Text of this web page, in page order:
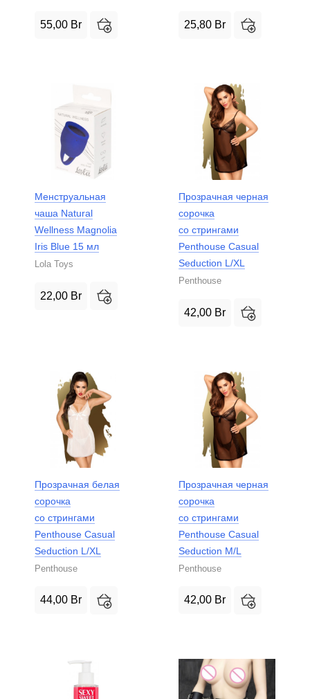
55,00 Br 25,80 Br
Менструальная
чаша Natural
Wellness Magnolia
Iris Blue 15 мл
Lola Toys
22,00 Br
Прозрачная черная
сорочка
со стрингами
Penthouse Casual
Seduction L/XL
Penthouse
42,00 Br
Прозрачная белая
сорочка
со стрингами
Penthouse Casual
Seduction L/XL
Penthouse
44,00 Br
Прозрачная черная
сорочка
со стрингами
Penthouse Casual
Seduction M/L
Penthouse
42,00 Br